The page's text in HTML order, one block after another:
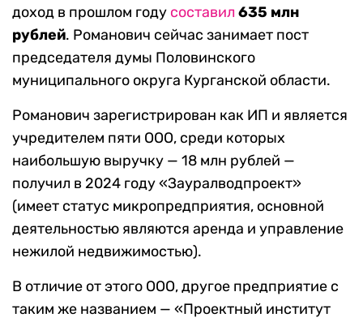
доход в прошлом году составил 635 млн
рублей. Романович сейчас занимает пост
председателя думы Половинского
муниципального округа Курганской области.
Романович зарегистрирован как ИП и является
учредителем пяти ООО, среди которых
наибольшую выручку — 18 млн рублей —
получил в 2024 году «Зауралводпроект»
(имеет статус микропредприятия, основной
деятельностью являются аренда и управление
нежилой недвижимостью).
В отличие от этого ООО, другое предприятие с
таким же названием — «Проектный институт